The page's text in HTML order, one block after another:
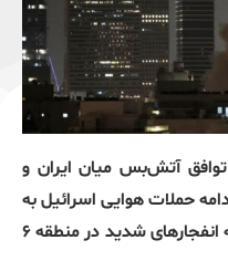
آتش‌بس میان ایران و
حملات هوایی اسرائیل به
تهران و شهرهای دیگر ایران، از جمله انفجارهای شدید در منطقه ۶